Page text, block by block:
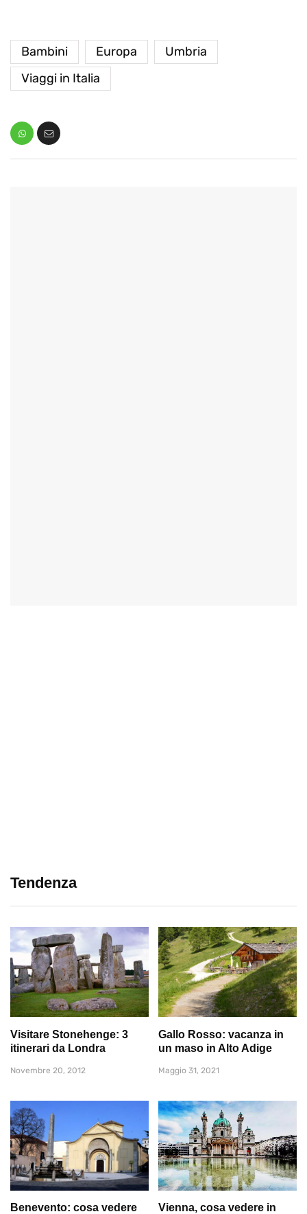
Bambini Europa
Umbria
Viaggi in Italia
Tendenza
Visitare Stonehenge: 3
itinerari da Londra
Novembre 20, 2012
Gallo Rosso: vacanza in
un maso in Alto Adige
Maggio 31, 2021
Benevento: cosa vedere
Vienna, cosa vedere in